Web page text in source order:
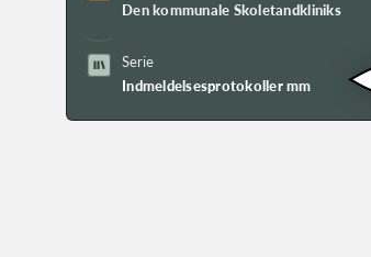
Den kommunale Skoletandkliniks arkiv
Serie
Indmeldelsesprotokoller mm